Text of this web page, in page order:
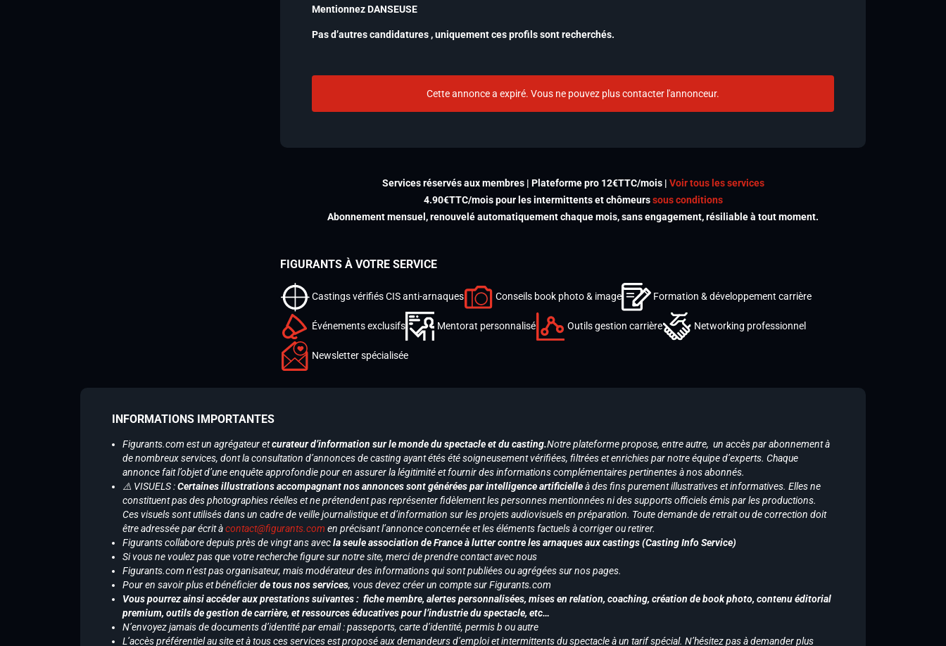
Mentionnez DANSEUSE
Pas d’autres candidatures , uniquement ces profils sont recherchés.
Cette annonce a expiré. Vous ne pouvez plus contacter l'annonceur.
Services réservés aux membres | Plateforme pro 12€TTC/mois | Voir tous les services
4.90€TTC/mois pour les intermittents et chômeurssous conditions
Abonnement mensuel, renouvelé automatiquement chaque mois, sans engagement, résiliable à tout moment.
FIGURANTS À VOTRE SERVICE
Castings vérifiés CIS anti-arnaques Conseils book photo & image Formation & développement carrière
Événements exclusifs Mentorat personnalisé Outils gestion carrière Networking professionnel
Newsletter spécialisée
INFORMATIONS IMPORTANTES
Figurants.com est un agrégateur etcurateur d’information sur le monde du spectacle et du casting.Notre plateforme propose, entre autre, un accès par abonnement à
de nombreux services, dont la consultation d’annonces de casting ayant étés été soigneusement vérifiées, filtrées et enrichies par notre équipe d’experts. Chaque
annonce fait l’objet d’une enquête approfondie pour en assurer la légitimité et fournir des informations complémentaires pertinentes à nos abonnés.
⚠️ VISUELS :Certaines illustrations accompagnant nos annonces sont générées par intelligence artificielleà des fins purement illustratives et informatives. Elles ne
constituent pas des photographies réelles et ne prétendent pas représenter fidèlement les personnes mentionnées ni des supports officiels émis par les productions.
Ces visuels sont utilisés dans un cadre de veille journalistique et d’information sur les projets audiovisuels en préparation. Toute demande de retrait ou de correction doit
être adressée par écrit àcontact@figurants.com en précisant l’annonce concernée et les éléments factuels à corriger ou retirer.
Figurants collabore depuis près de vingt ans avecla seule association de France à lutter contre les arnaques aux castings (Casting Info Service)
Si vous ne voulez pas que votre recherche figure sur notre site, merci de prendre contact avec nous
Figurants.com n’est pas organisateur, mais modérateur des informations qui sont publiées ou agrégées sur nos pages.
Pour en savoir plus et bénéficierde tous nos services, vous devez créer un compte sur Figurants.com
Vous pourrez ainsi accéder aux prestations suivantes : fiche membre, alertes personnalisées, mises en relation, coaching, création de book photo, contenu éditorial
premium, outils de gestion de carrière, et ressources éducatives pour l’industrie du spectacle, etc…
N’envoyez jamais de documents d’identité par email : passeports, carte d’identité, permis b ou autre
L’accès préférentiel au site et à tous ces services est proposé aux demandeurs d’emploi et intermittents du spectacle à un tarif spécial. N’hésitez pas à demander plus